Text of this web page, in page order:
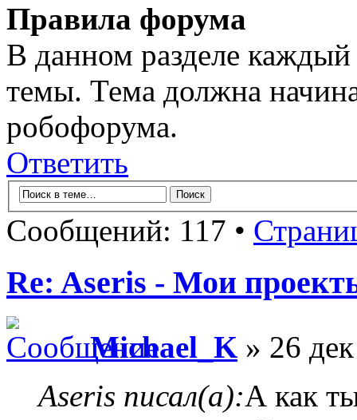
Правила форума
В данном разделе
темы. Тема должна
робофорума.
Ответить
Сообщений: 117 •
Re: Aseris - Мои
Michael_K » 26
Aseris писал(а):А как